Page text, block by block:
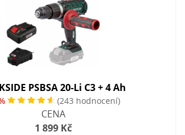
PSBSA 20-Li C3 + 4 Ah
(243 hodnocení)
CENA
1 899 Kč